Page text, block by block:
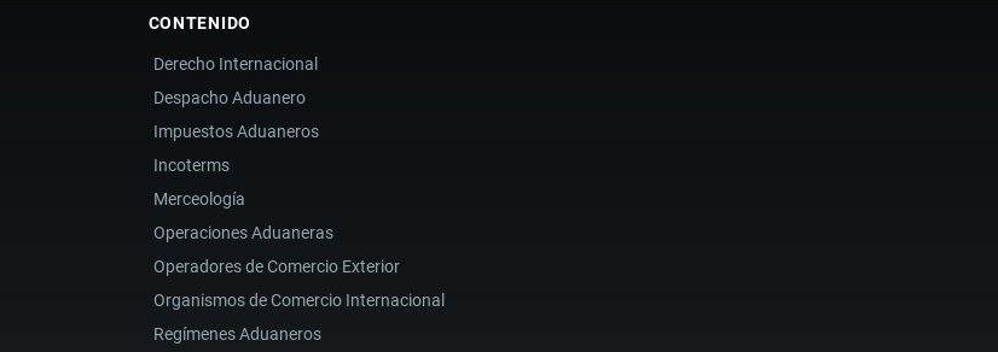
CONTENIDO
Derecho Internacional
Despacho Aduanero
Impuestos Aduaneros
Incoterms
Merceología
Operaciones Aduaneras
Operadores de Comercio Exterior
Organismos de Comercio Internacional
Regímenes Aduaneros